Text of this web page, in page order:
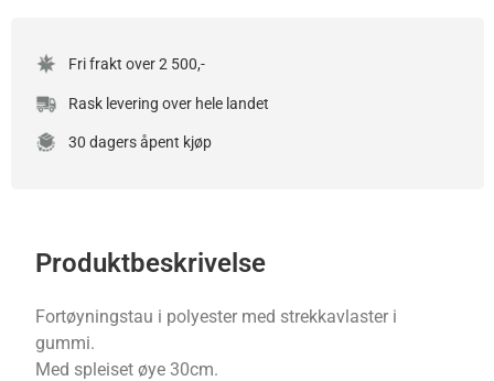
Fri frakt over 2 500,-
Rask levering over hele landet
30 dagers åpent kjøp
Produktbeskrivelse
Fortøyningstau i polyester med strekkavlaster i
gummi.
Med spleiset øye 30cm.